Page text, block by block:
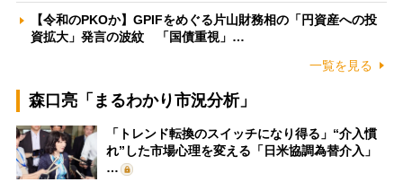
【令和のPKOか】GPIFをめぐる片山財務相の「円資産への投
資拡大」発言の波紋 「国債重視」…
一覧を見る
森口亮「まるわかり市況分析」
「トレンド転換のスイッチになり得る」“介入慣
れ”した市場心理を変える「日米協調為替介入」
…